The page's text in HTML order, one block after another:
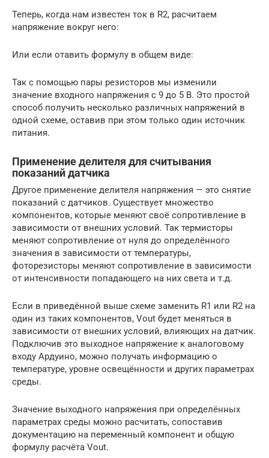
Теперь, когда нам известен ток в R2, расчитаем
напряжение вокруг него:
Или если отавить формулу в общем виде:
Так с помощью пары резисторов мы изменили
значение входного напряжения с 9 до 5 В. Это простой
способ получить несколько различных напряжений в
одной схеме, оставив при этом только один источник
питания.
Применение делителя для считывания
показаний датчика
Другое применение делителя напряжения — это снятие
показаний с датчиков. Существует множество
компонентов, которые меняют своё сопротивление в
зависимости от внешних условий. Так термисторы
меняют сопротивление от нуля до определённого
значения в зависимости от температуры,
фоторезисторы меняют сопротивление в зависимости
от интенсивности попадающего на них света и т.д.
Если в приведённой выше схеме заменить R1 или R2 на
один из таких компонентов, Vout будет меняться в
зависимости от внешних условий, влияющих на датчик.
Подключив это выходное напряжение к аналоговому
входу Ардуино, можно получать информацию о
температуре, уровне освещённости и других параметрах
среды.
Значение выходного напряжения при определённых
параметрах среды можно расчитать, сопоставив
документацию на переменный компонент и общую
формулу расчёта Vout.